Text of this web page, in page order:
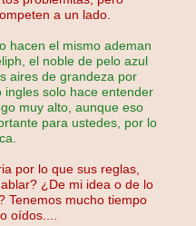
a un lado.
hacen el mismo ademan
el noble de pelo azul
aires de grandeza por
solo hace entender
muy alto, aunque eso
para ustedes, por lo
por lo que sus reglas,
¿De mi idea o de lo
Tenemos mucho tiempo
oídos....